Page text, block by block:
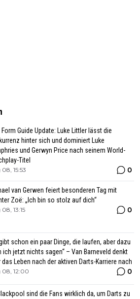
Form Guide Update: Luke Littler lässt die
hinter sich und dominiert Luke
und Gerwyn Price nach seinem World-
Titel
15:53 0
van Gerwen feiert besonderen Tag mit
Zoë: „Ich bin so stolz auf dich“
13:15 0
schon ein paar Dinge, die laufen, aber dazu
ich jetzt nichts sagen“ – Van Barneveld denkt
das Leben nach der aktiven Darts-Karriere nach
08, 12:00 0
sind die Fans wirklich da, um Darts zu